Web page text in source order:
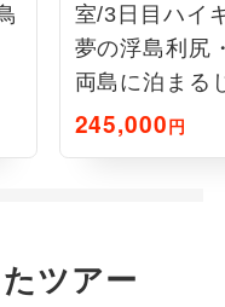
室/3日目ハイ
夢の浮島利尻
両島に泊まる
4日間
245,000円
ツアー